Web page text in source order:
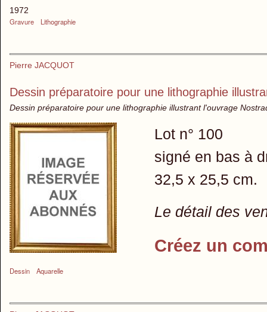
1972
Gravure
Lithographie
Pierre JACQUOT
Dessin préparatoire pour une lithographie
Dessin préparatoire pour une lithographie illustrant l'ouvrage
Dessin Aquarelle
Lot n° 100
signé en bas à
32,5 x 25,5 cm.
Le détail des
Créez un